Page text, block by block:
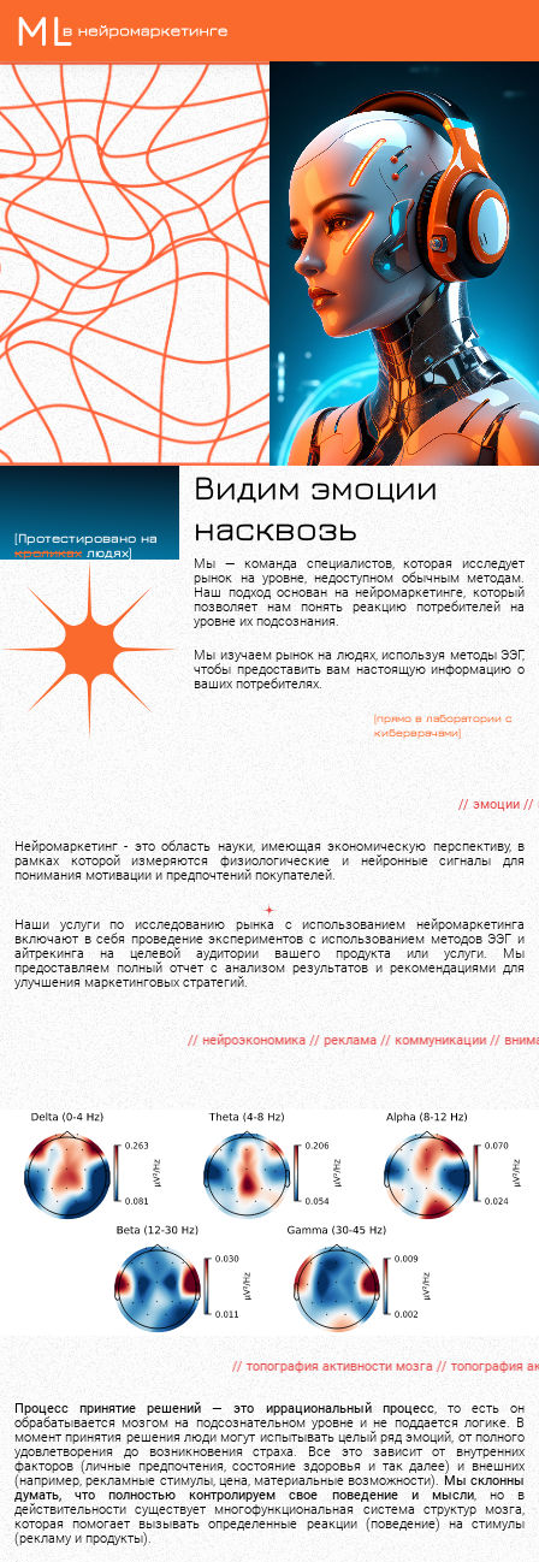
[Протестировано на
кроликах людях]
Видим эмоции
насквозь
Мы — команда специалистов, которая исследует
рынок на уровне, недоступном обычным методам.
Наш подход основан на нейромаркетинге, который
позволяет нам понять реакцию потребителей на
уровне их подсознания.
Мы изучаем рынок на людях, используя методы ЭЭГ,
чтобы предоставить вам настоящую информацию о
ваших потребителях.
[прямо в лаборатории с
киберврачами]
// эмоции //
Нейромаркетинг - это область науки, имеющая экономическую перспективу, в
рамках которой измеряются физиологические и нейронные сигналы для
понимания мотивации и предпочтений покупателей.
Наши услуги по исследованию рынка с использованием нейромаркетинга
включают в себя проведение экспериментов с использованием методов ЭЭГ и
айтрекинга на целевой аудитории вашего продукта или услуги. Мы
предоставляем полный отчет с анализом результатов и рекомендациями для
улучшения маркетинговых стратегий.
// нейроэкономика // реклама // коммуникации // внимание //
// топография активности мозга // топография
Процесс принятие решений — это иррациональный процесс, то есть он
обрабатывается мозгом на подсознательном уровне и не поддается логике. В
момент принятия решения люди могут испытывать целый ряд эмоций, от полного
удовлетворения до возникновения страха. Все это зависит от внутренних
факторов (личные предпочтения, состояние здоровья и так далее) и внешних
(например, рекламные стимулы, цена, материальные возможности). Мы склонны
думать, что полностью контролируем свое поведение и мысли, но в
действительности существует многофункциональная система структур мозга,
которая помогает вызывать определенные реакции (поведение) на стимулы
(рекламу и продукты).